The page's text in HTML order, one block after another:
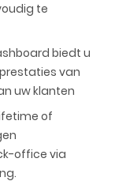
te
biedt u
van
uw klanten
of
office via